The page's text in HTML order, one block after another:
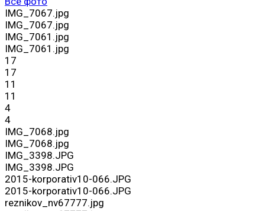
IMG_7067.jpg
IMG_7067.jpg
IMG_7061.jpg
IMG_7061.jpg
17
17
11
11
4
4
IMG_7068.jpg
IMG_7068.jpg
IMG_3398.JPG
IMG_3398.JPG
2015-korporativ10-066.JPG
2015-korporativ10-066.JPG
reznikov_nv67777.jpg